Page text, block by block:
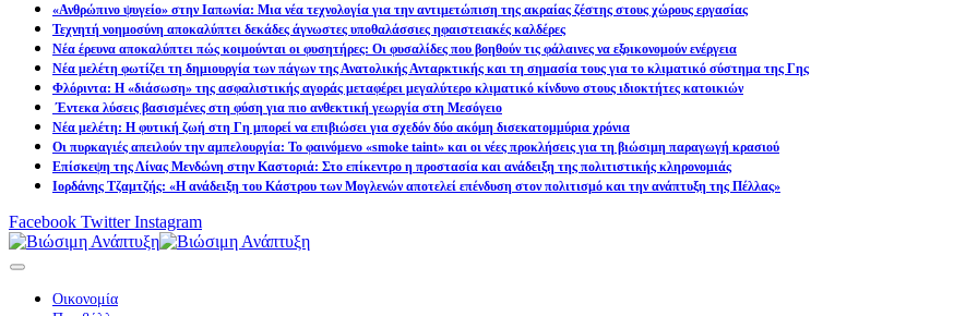
«Ανθρώπινο ψυγείο» στην Ιαπωνία: Μια νέα τεχνολογία για την αντιμετώπιση της ακραίας ζέστης στους χώρους εργασίας
Τεχνητή νοημοσύνη αποκαλύπτει δεκάδες άγνωστες υποθαλάσσιες ηφαιστειακές καλδέρες
Νέα έρευνα αποκαλύπτει πώς κοιμούνται οι φυσητήρες: Οι φυσαλίδες που βοηθούν τις φάλαινες να εξοικονομούν ενέργεια
Νέα μελέτη φωτίζει τη δημιουργία των πάγων της Ανατολικής Ανταρκτικής και τη σημασία τους για το κλιματικό σύστημα της Γης
Φλόριντα: Η «διάσωση» της ασφαλιστικής αγοράς μεταφέρει μεγαλύτερο κλιματικό κίνδυνο στους ιδιοκτήτες κατοικιών
Έντεκα λύσεις βασισμένες στη φύση για πιο ανθεκτική γεωργία στη Μεσόγειο
Νέα μελέτη: Η φυτική ζωή στη Γη μπορεί να επιβιώσει για σχεδόν δύο ακόμη δισεκατομμύρια χρόνια
Οι πυρκαγιές απειλούν την αμπελουργία: Το φαινόμενο «smoke taint» και οι νέες προκλήσεις για τη βιώσιμη παραγωγή κρασιού
Επίσκεψη της Λίνας Μενδώνη στην Καστοριά: Στο επίκεντρο η προστασία και ανάδειξη της πολιτιστικής κληρονομιάς
Ιορδάνης Τζαμτζής: «Η ανάδειξη του Κάστρου των Μογλενών αποτελεί επένδυση στον πολιτισμό και την ανάπτυξη της Πέλλας»
Facebook Twitter Instagram
Οικονομία